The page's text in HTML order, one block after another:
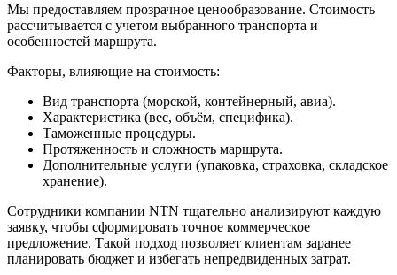
Мы предоставляем прозрачное ценообразование. Стоимость
рассчитывается с учетом выбранного транспорта и
особенностей маршрута.
Факторы, влияющие на стоимость:
Вид транспорта (морской, контейнерный, авиа).
Характеристика (вес, объём, специфика).
Таможенные процедуры.
Протяженность и сложность маршрута.
Дополнительные услуги (упаковка, страховка, складское
хранение).
Сотрудники компании NTN тщательно анализируют каждую
заявку, чтобы сформировать точное коммерческое
предложение. Такой подход позволяет клиентам заранее
планировать бюджет и избегать непредвиденных затрат.